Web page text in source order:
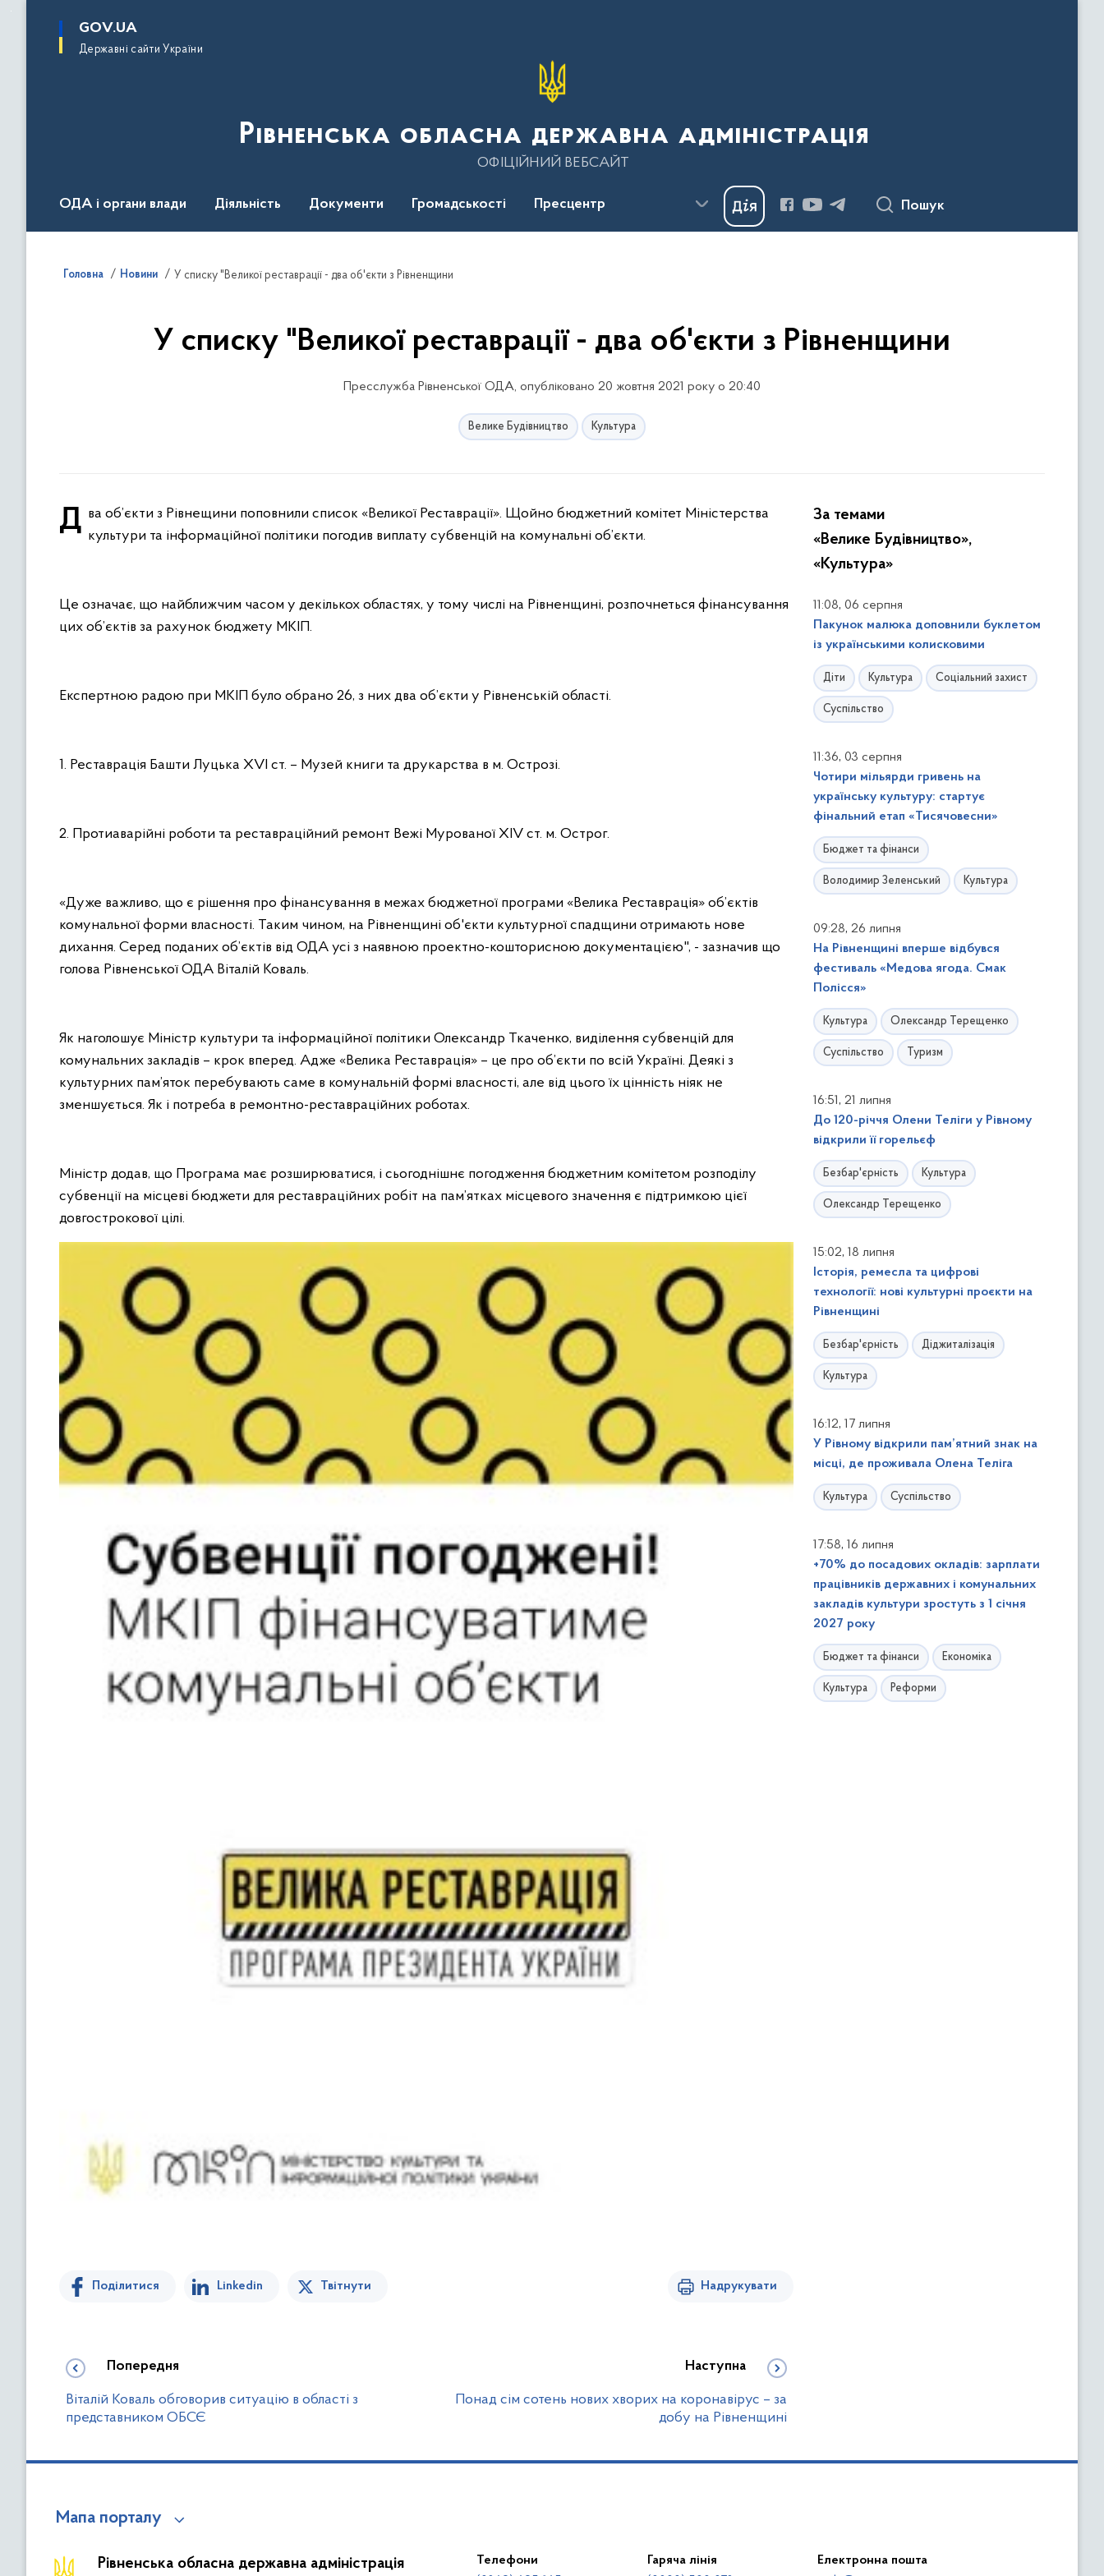
основного
GOV.UA
Державні сайти України
Рівненська обласна державна адміністрація
ОФІЦІЙНИЙ ВЕБСАЙТ
ОДА і органи влади Діяльність Документи Громадськості Пресцентр Пошук
Головна Новини У списку "Великої реставрації - два об'єкти з Рівненщини
У списку "Великої реставрації - два об'єкти з Рівненщини
Пресслужба Рівненської ОДА, опубліковано 20 жовтня 2021 року о 20:40
Велике Будівництво Культура
Два об’єкти з Рівнещини поповнили список «Великої Реставрації». Щойно бюджетний комітет Міністерства культури та інформаційної політики погодив виплату субвенцій на комунальні об’єкти.
Це означає, що найближчим часом у декількох областях, у тому числі на Рівненщині, розпочнеться фінансування
цих об’єктів за рахунок бюджету МКІП.
Експертною радою при МКІП було обрано 26, з них два об’єкти у Рівненській області.
1. Реставрація Башти Луцька ХVІ ст. – Музей книги та друкарства в м. Острозі.
2. Протиаварійні роботи та реставраційний ремонт Вежі Мурованої ХІV ст. м. Острог.
«Дуже важливо, що є рішення про фінансування в межах бюджетної програми «Велика Реставрація» об’єктів
комунальної форми власності. Таким чином, на Рівненщині об'єкти культурної спадщини отримають нове
дихання. Серед поданих об’єктів від ОДА усі з наявною проектно-кошторисною документацією", - зазначив що
голова Рівненської ОДА Віталій Коваль.
Як наголошує Міністр культури та інформаційної політики Олександр Ткаченко, виділення субвенцій для
комунальних закладів – крок вперед. Адже «Велика Реставрація» – це про об’єкти по всій Україні. Деякі з
культурних пам’яток перебувають саме в комунальній формі власності, але від цього їх цінність ніяк не
зменшується. Як і потреба в ремонтно-реставраційних роботах.
Міністр додав, що Програма має розширюватися, і сьогоднішнє погодження бюджетним комітетом розподілу
субвенції на місцеві бюджети для реставраційних робіт на пам’ятках місцевого значення є підтримкою цієї
довгострокової цілі.
Поділитися Linkedin Твітнути Надрукувати
Попередня
Віталій Коваль обговорив ситуацію в області з
представником ОБСЄ
Наступна
Понад сім сотень нових хворих на коронавірус – за
добу на Рівненщині
За темами
«Велике Будівництво»,
«Культура»
11:08, 06 серпня
Пакунок малюка доповнили буклетом
із українськими колисковими
Діти Культура Соціальний захист
Суспільство
11:36, 03 серпня
Чотири мільярди гривень на
українську культуру: стартує
фінальний етап «Тисячовесни»
Бюджет та фінанси
Володимир Зеленський Культура
09:28, 26 липня
На Рівненщині вперше відбувся
фестиваль «Медова ягода. Смак
Полісся»
Культура Олександр Терещенко
Суспільство Туризм
16:51, 21 липня
До 120-річчя Олени Теліги у Рівному
відкрили її горельєф
Безбар'єрність Культура
Олександр Терещенко
15:02, 18 липня
Історія, ремесла та цифрові
технології: нові культурні проєкти на
Рівненщині
Безбар'єрність Діджиталізація
Культура
16:12, 17 липня
У Рівному відкрили пам’ятний знак на
місці, де проживала Олена Теліга
Культура Суспільство
17:58, 16 липня
+70% до посадових окладів: зарплати
працівників державних і комунальних
закладів культури зростуть з 1 січня
2027 року
Бюджет та фінанси Економіка
Культура Реформи
Мапа порталу
Рівненська обласна державна адміністрація
Телефони
Гаряча лінія
Електронна пошта